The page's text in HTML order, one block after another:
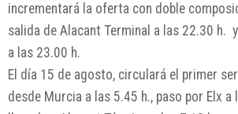
incrementará la oferta con doble
salida de Alacant Terminal a las 22.30 h.
a las 23.00 h.
El día 15 de agosto, circulará el primer
desde Murcia a las 5.45 h., paso por Elx